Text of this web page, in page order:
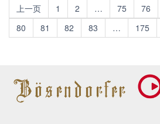
上一页
1 2 … 75 76
80
81 82 83 … 175